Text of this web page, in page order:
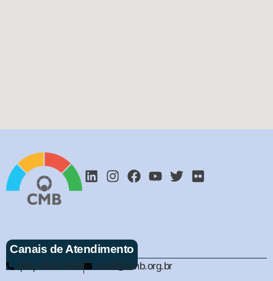
Canais de Atendimento
(61) 3321-9563 cmb@cmb.org.br